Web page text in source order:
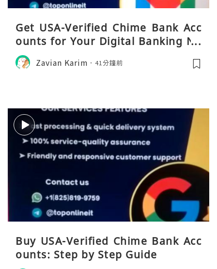
Get USA-Verified Chime Bank Acc
ounts for Your Digital Banking Ne
eds
Zavian Karim 41分鐘前
Buy USA-Verified Chime Bank Acc
ounts: Step by Step Guide